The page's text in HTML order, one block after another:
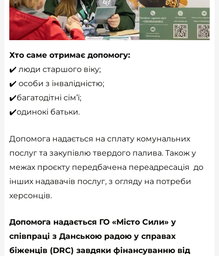
Хто саме отримає допомогу:
✔️ люди старшого віку;
✔️ особи з інвалідністю;
✔️багатодітні сім’ї;
✔️одинокі батьки.
Допомога надається на сплату комунальних
послуг та закупівлю твердого палива. Також у
межах проєкту передбачена переадресація до
інших надавачів послуг, з огляду на потреби
херсонців.
Допомога надається ГО «Місто Сили» у
співпраці з Данською радою у справах
біженців (DRC) завдяки фінансуванню від